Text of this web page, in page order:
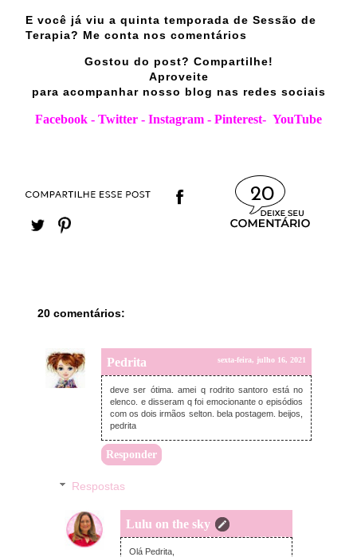
E você já viu a quinta temporada de Sessão de
Terapia? Me conta nos comentários
Gostou do post? Compartilhe!
Aproveite
para acompanhar nosso blog nas redes sociais
Facebook - Twitter - Instagram - Pinterest- YouTube
20
20 comentários:
Pedrita sexta-feira, julho 16, 2021
deve ser ótima. amei q rodrito santoro está no
elenco. e disseram q foi emocionante o episódios
com os dois irmãos selton. bela postagem. beijos,
pedrita
Responder
Respostas
Lulu on the sky
segunda-feira, julho 19, 2021
Olá Pedrita,